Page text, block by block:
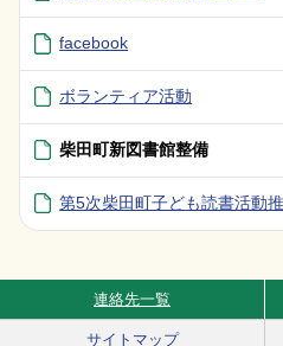
facebook
ボランティア活動
柴田町新図書館整備
第5次柴田町子ども読書活動
Site Navigation
連絡先一覧
サイトマップ